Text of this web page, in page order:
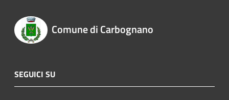
Comune di Carbognano
SEGUICI SU